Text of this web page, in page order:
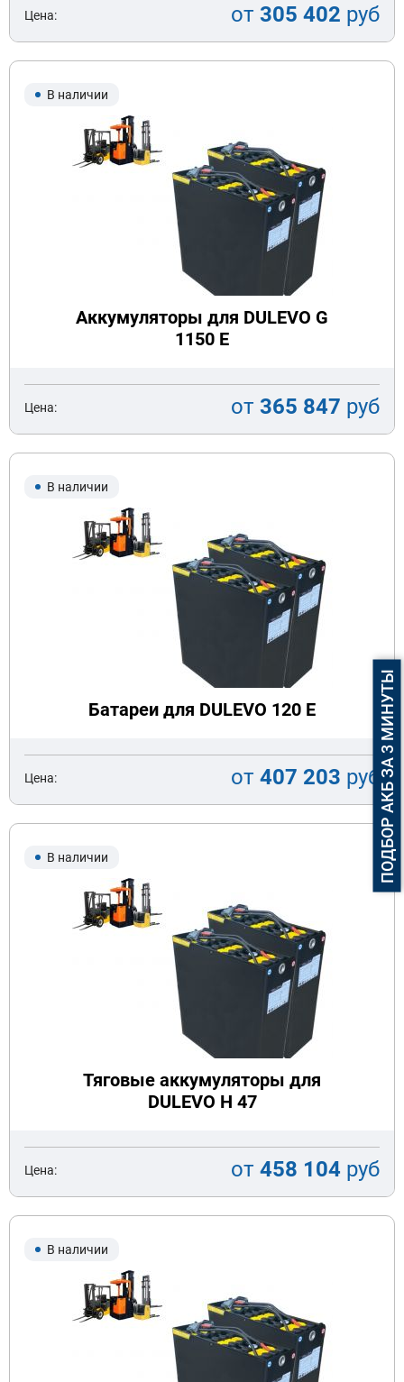
Цена: от 305 402 руб
В наличии
Аккумуляторы для DULEVO G
1150 E
Цена: от 365 847 руб
В наличии
Батареи для DULEVO 120 E
Цена: от 407 203 руб
В наличии
Тяговые аккумуляторы для
DULEVO H 47
Цена: от 458 104 руб
В наличии
ПОДБОР АКБ ЗА 3 МИНУТЫ